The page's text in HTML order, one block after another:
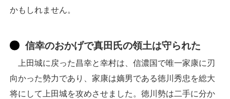
かもしれません。
信幸のおかげで真田氏の領土は守られた
上田城に戻った昌幸と幸村は、信濃国で唯一家康に刃
向かった勢力であり、家康は嫡男である徳川秀忠を総大
将にして上田城を攻めさせました。徳川勢は二手に分か